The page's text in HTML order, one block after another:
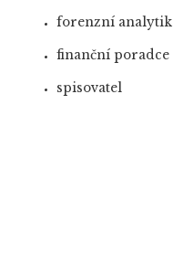
forenzní analytik
finanční poradce
spisovatel